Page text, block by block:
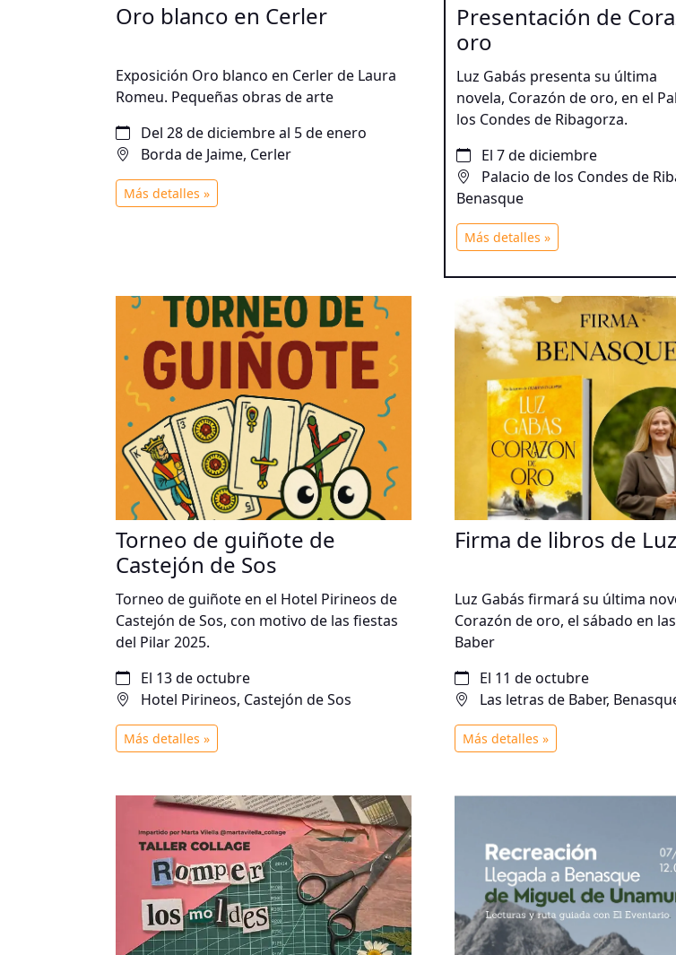
Oro blanco en Cerler
Exposición Oro blanco en Cerler de Laura
Romeu. Pequeñas obras de arte
Del 28 de diciembre al 5 de enero
Borda de Jaime, Cerler
Más detalles »
Presentación de
oro
Luz Gabás presenta su última
novela, Corazón de oro, en el
los Condes de Ribagorza.
El 7 de diciembre
Palacio de los Condes de
Benasque
Más detalles »
Torneo de guiñote de
Castejón de Sos
Torneo de guiñote en el Hotel Pirineos de
Castejón de Sos, con motivo de las fiestas
del Pilar 2025.
El 13 de octubre
Hotel Pirineos, Castejón de Sos
Más detalles »
Firma de libros de
Luz Gabás firmará su última
Corazón de oro, el sábado en
Baber
El 11 de octubre
Las letras de Baber,
Más detalles »